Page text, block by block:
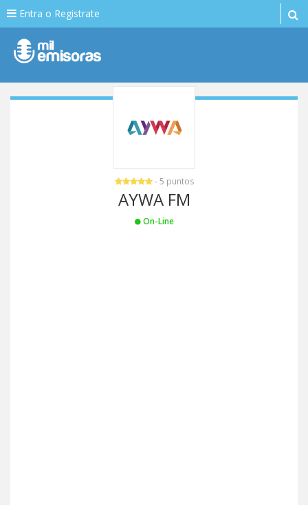
Entra o Registrate
- 5 puntos
AYWA FM
On-Line